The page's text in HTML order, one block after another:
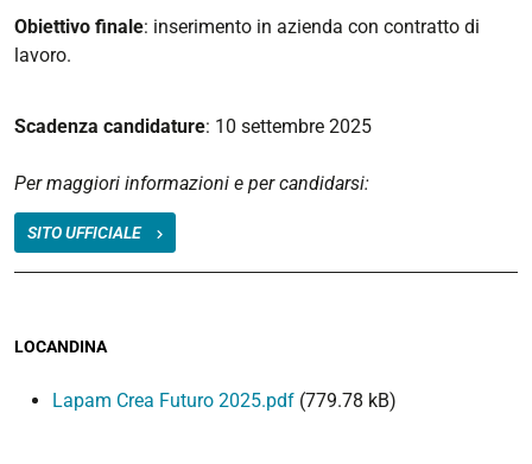
Obiettivo finale: inserimento in azienda con contratto di
lavoro.
Scadenza candidature: 10 settembre 2025
Per maggiori informazioni e per candidarsi:
SITO UFFICIALE
LOCANDINA
Lapam Crea Futuro 2025.pdf (779.78 kB)